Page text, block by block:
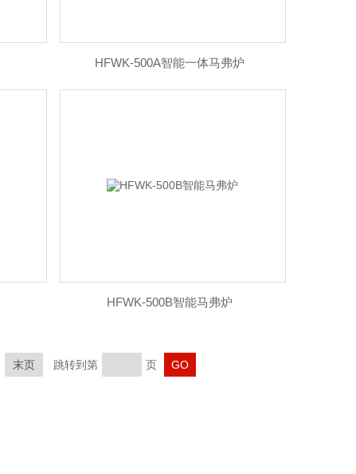
HFWK-500A智能一体马弗炉
HFWK-500B​智能马弗炉
末页 跳转到第 页